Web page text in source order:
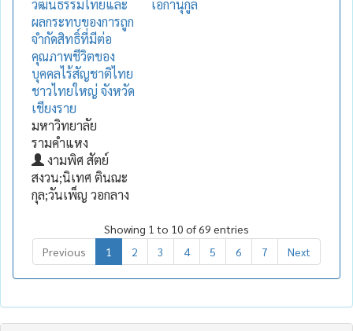
วัฒนธรรมไทยและ
ผลกระทบของการถูก
จำกัดสิทธิ์ที่มีต่อ
คุณภาพชีวิตของ
บุคคลไร้สัญชาติไทย
ชาวไทยใหญ่ จังหวัด
เชียงราย
มหาวิทยาลัย
รามคำแหง
งามพิศ สัตย์
สงวน;นิเทศ ตินณะ
กุล;วันเพ็ญ วอกลาง
เอกานุกูล
Showing 1 to 10 of 69 entries
Previous
1 2 3 4 5 6 7 Next